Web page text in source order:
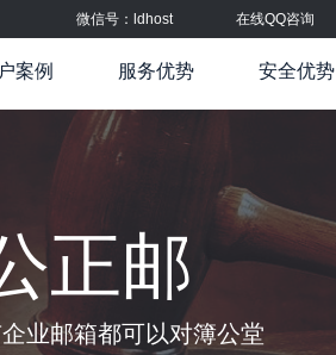
微信号：ldhost 在线QQ咨询
案例 服务优势 安全优势
正邮
业邮箱都可以对簿公堂